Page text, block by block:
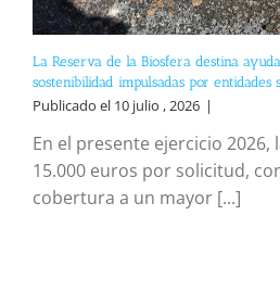
La Reserva de la Biosfera destina
sostenibilidad impulsadas por entidades
Publicado el 10 julio , 2026 |
En el presente ejercicio 2026,
15.000 euros por solicitud,
cobertura a un mayor [...]